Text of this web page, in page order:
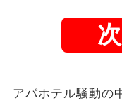
アパホテル騒動の